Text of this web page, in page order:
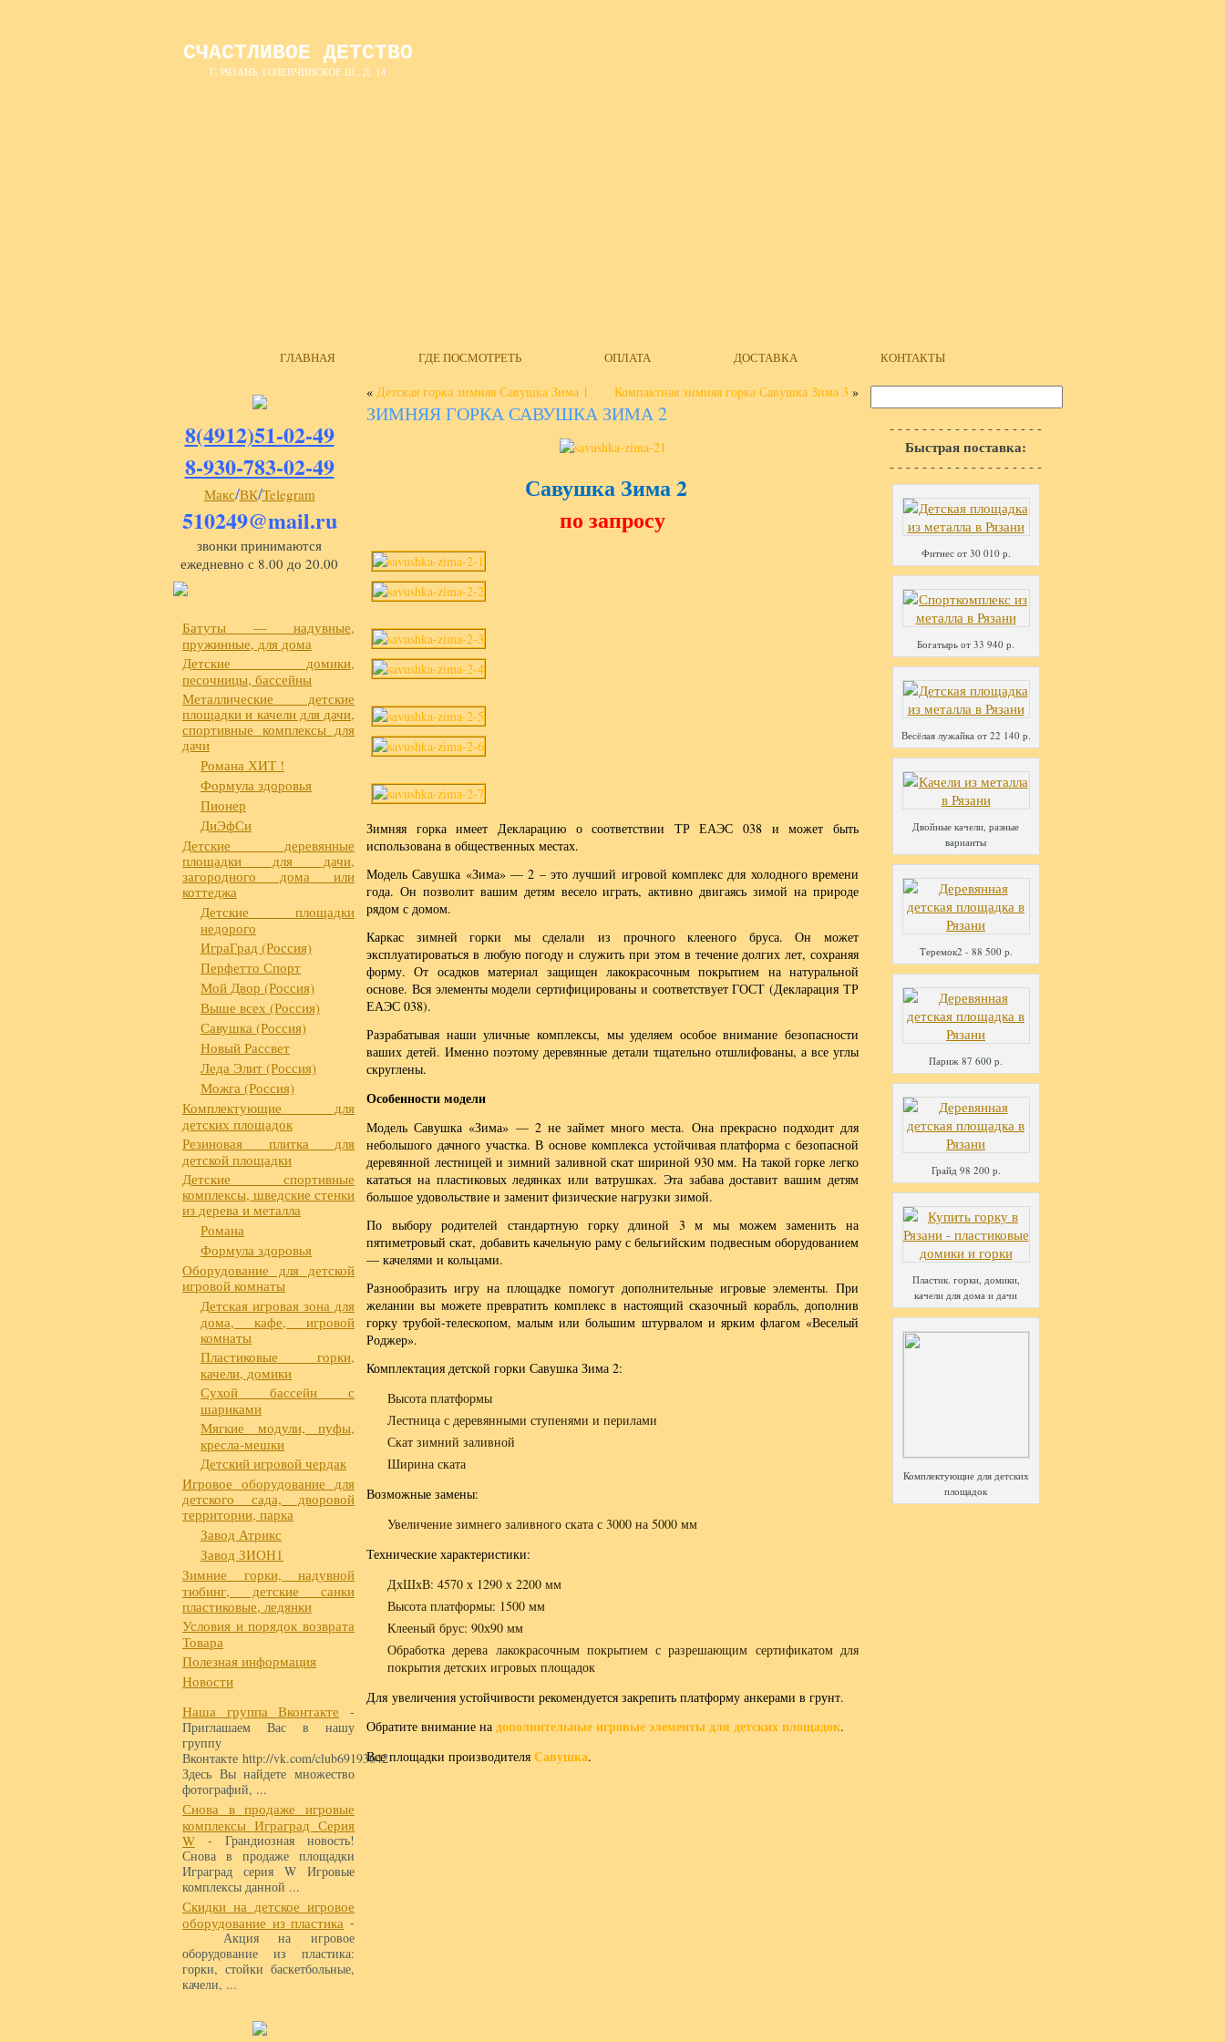
СЧАСТЛИВОЕ ДЕТСТВО
Г. РЯЗАНЬ, ГОЛЕНЧИНСКОЕ Ш., Д. 14
ГЛАВНАЯ ГДЕ ПОСМОТРЕТЬ ОПЛАТА ДОСТАВКА КОНТАКТЫ
8(4912)51-02-49
8-930-783-02-49
Макс/ВК/Telegram
510249@mail.ru
звонки принимаются
ежедневно с 8.00 до 20.00
Батуты — надувные,
пружинные, для дома
Детские домики,
песочницы, бассейны
Металлические детские
площадки и качели для дачи,
спортивные комплексы для
дачи
Романа ХИТ !
Формула здоровья
Пионер
ДиЭфСи
Детские деревянные
площадки для дачи,
загородного дома или
коттеджа
Детские площадки
недорого
ИграГрад (Россия)
Перфетто Спорт
Мой Двор (Россия)
Выше всех (Россия)
Савушка (Россия)
Новый Рассвет
Леда Элит (Россия)
Можга (Россия)
Комплектующие для
детских площадок
Резиновая плитка для
детской площадки
Детские спортивные
комплексы, шведские стенки
из дерева и металла
Романа
Формула здоровья
Оборудование для детской
игровой комнаты
Детская игровая зона для
дома, кафе, игровой
комнаты
Пластиковые горки,
качели, домики
Сухой бассейн с
шариками
Мягкие модули, пуфы,
кресла-мешки
Детский игровой чердак
Игровое оборудование для
детского сада, дворовой
территории, парка
Завод Атрикс
Завод ЗИОН1
Зимние горки, надувной
тюбинг, детские санки
пластиковые, ледянки
Условия и порядок возврата
Товара
Полезная информация
Новости
Наша группа Вконтакте -
Приглашаем Вас в нашу
группу
Вконтакте http://vk.com/club69193642
Здесь Вы найдете множество
фотографий, ...
Снова в продаже игровые
комплексы Играград Серия
W - Грандиозная новость!
Снова в продаже площадки
Играград серия W Игровые
комплексы данной ...
Скидки на детское игровое
оборудование из пластика -
Акция на игровое
оборудование из пластика:
горки, стойки баскетбольные,
качели, ...
« Детская горка зимняя Савушка Зима 1 Компактная зимняя горка Савушка Зима 3 »
ЗИМНЯЯ ГОРКА САВУШКА ЗИМА 2
Савушка Зима 2
по запросу
Зимняя горка имеет Декларацию о соответствии ТР ЕАЭС 038 и может быть
использована в общественных местах.
Модель Савушка «Зима» — 2 – это лучший игровой комплекс для холодного времени
года. Он позволит вашим детям весело играть, активно двигаясь зимой на природе
рядом с домом.
Каркас зимней горки мы сделали из прочного клееного бруса. Он может
эксплуатироваться в любую погоду и служить при этом в течение долгих лет, сохраняя
форму. От осадков материал защищен лакокрасочным покрытием на натуральной
основе. Вся элементы модели сертифицированы и соответствует ГОСТ (Декларация ТР
ЕАЭС 038).
Разрабатывая наши уличные комплексы, мы уделяем особое внимание безопасности
ваших детей. Именно поэтому деревянные детали тщательно отшлифованы, а все углы
скруглены.
Особенности модели
Модель Савушка «Зима» — 2 не займет много места. Она прекрасно подходит для
небольшого дачного участка. В основе комплекса устойчивая платформа с безопасной
деревянной лестницей и зимний заливной скат шириной 930 мм. На такой горке легко
кататься на пластиковых ледянках или ватрушках. Эта забава доставит вашим детям
большое удовольствие и заменит физические нагрузки зимой.
По выбору родителей стандартную горку длиной 3 м мы можем заменить на
пятиметровый скат, добавить качельную раму с бельгийским подвесным оборудованием
— качелями и кольцами.
Разнообразить игру на площадке помогут дополнительные игровые элементы. При
желании вы можете превратить комплекс в настоящий сказочный корабль, дополнив
горку трубой-телескопом, малым или большим штурвалом и ярким флагом «Веселый
Роджер».
Комплектация детской горки Савушка Зима 2:
Высота платформы
Лестница с деревянными ступенями и перилами
Скат зимний заливной
Ширина ската
Возможные замены:
Увеличение зимнего заливного ската с 3000 на 5000 мм
Технические характеристики:
ДхШхВ: 4570 х 1290 х 2200 мм
Высота платформы: 1500 мм
Клееный брус: 90х90 мм
Обработка дерева лакокрасочным покрытием с разрешающим сертификатом для
покрытия детских игровых площадок
Для увеличения устойчивости рекомендуется закрепить платформу анкерами в грунт.
Обратите внимание на дополнительные игровые элементы для детских площадок.
Все площадки производителя Савушка.
- - - - - - - - - - - - - - - - - - -
Быстрая поставка:
- - - - - - - - - - - - - - - - - - -
Фитнес от 30 010 р.
Богатырь от 33 940 р.
Весёлая лужайка от 22 140 р.
Двойные качели, разные
варианты
Теремок2 - 88 500 р.
Париж 87 600 р.
Грайд 98 200 р.
Пластик. горки, домики,
качели для дома и дачи
Комплектующие для детских
площадок